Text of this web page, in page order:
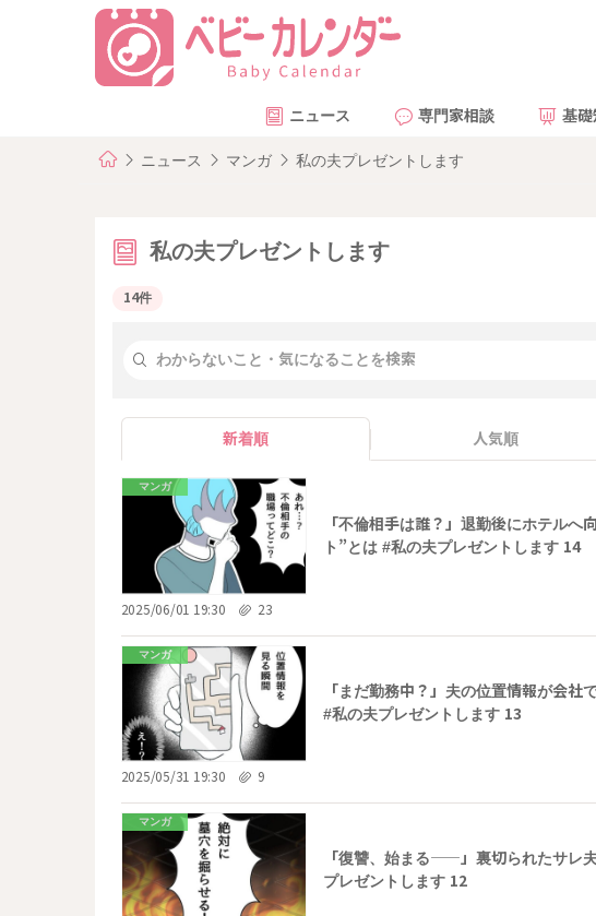
ニュース 専門家相談 基礎
ニュース マンガ 私の夫プレゼントします
私の夫プレゼントします
14件
新着順 人気順
マンガ
「不倫相手は誰？」退勤後にホテル
ト”とは #私の夫プレゼントします 14
2025/06/01 19:30 23
マンガ
「まだ勤務中？」夫の位置情報が会
#私の夫プレゼントします 13
2025/05/31 19:30 9
マンガ
「復讐、始まる——」裏切られたサレ
プレゼントします 12